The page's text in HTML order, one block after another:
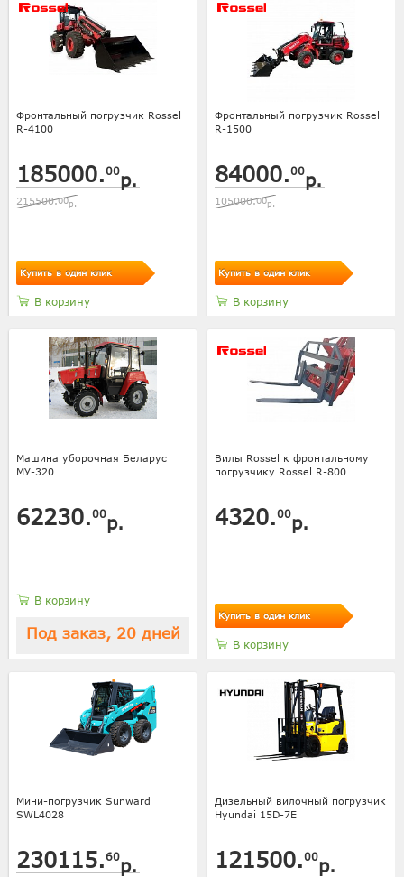
Фронтальный погрузчик Rossel
R-4100
185000.00р.
215500.00р.
Купить в один клик
В корзину
Фронтальный погрузчик Rossel
R-1500
84000.00р.
105000.00р.
Купить в один клик
В корзину
Машина уборочная Беларус
МУ-320
62230.00р.
В корзину
Под заказ, 20 дней
Вилы Rossel к фронтальному
погрузчику Rossel R-800
4320.00р.
Купить в один клик
В корзину
Мини-погрузчик Sunward
SWL4028
230115.60р.
Дизельный вилочный погрузчик
Hyundai 15D-7E
121500.00р.